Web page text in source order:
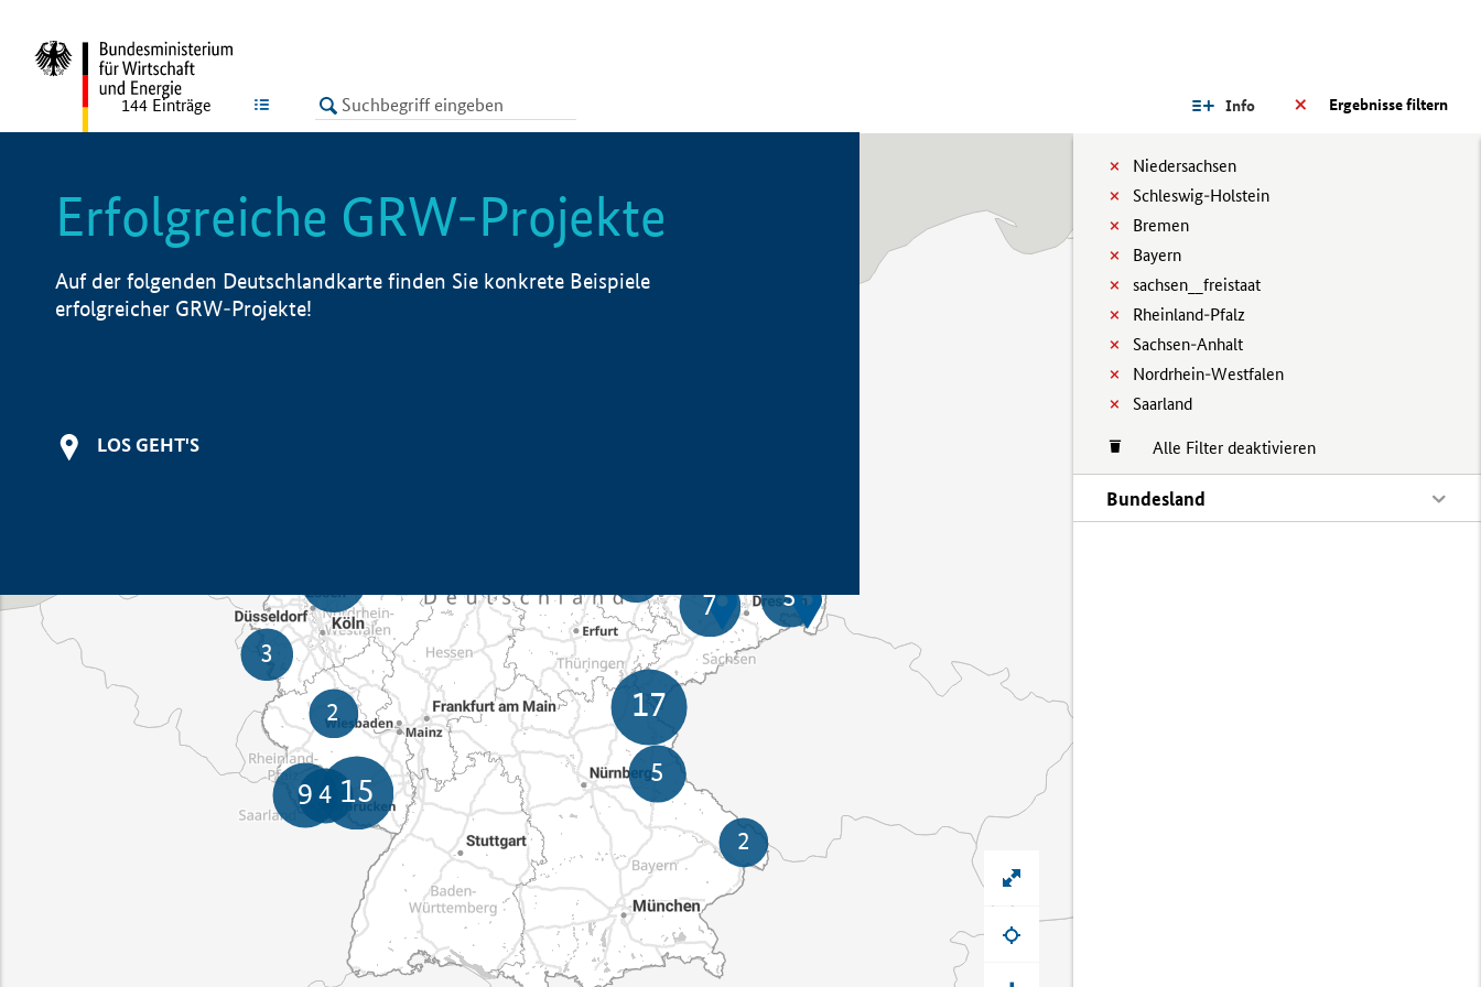
LISTE Ergebnisse filtern
Info
Niedersachsen
Schleswig-Holstein
Bremen
Bayern
sachsen__freistaat
Rheinland-Pfalz
Sachsen-Anhalt
Nordrhein-Westfalen
Saarland
Alle Filter deaktivieren
Bundesland
144 Einträge
Erfolgreiche GRW-Projekte
Auf der folgenden Deutschlandkarte finden Sie konkrete Beispiele
erfolgreicher GRW-Projekte!
LOS GEHT'S